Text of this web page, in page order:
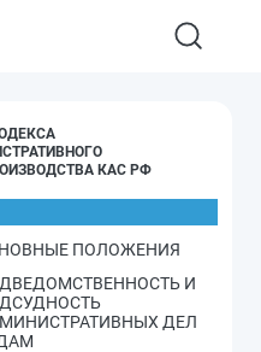
КАС РФ
ПОЛОЖЕНИЯ
И
ДЕЛ